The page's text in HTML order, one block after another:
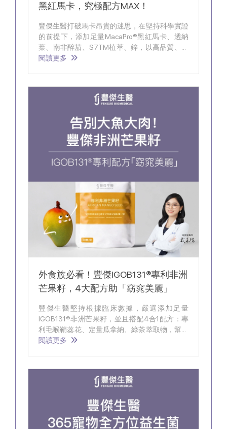
黑紅馬卡，究極配方MAX！
豐傑生醫打破馬卡昂貴的迷思，在堅持科學實證
的前提下，添加足量MacaPro®黑紅馬卡、透納
葉、南非醉茄、S7TM植萃、鋅，以高品質、全
方位的配方，並以最合理的價格，讓你能夠輕鬆
閱讀更多
外食族必看！豐傑IGOB131®專利非洲
芒果籽，4大配方助「窈窕美麗」
豐傑生醫堅持根據臨床數據，嚴選添加足量
IGOB131®非洲芒果籽，並且搭配4合1配方：專
利毛喉鞘蕊花、定量瓜拿納、綠茶萃取物，幫助
你在偶爾享用大魚大肉之後，依然能促進新陳代
閱讀更多